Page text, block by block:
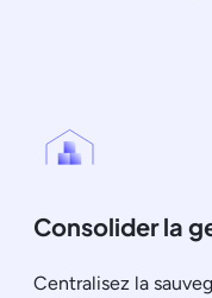
Consolider la
Centralisez la